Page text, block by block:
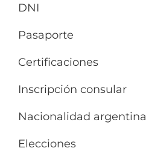
DNI
Pasaporte
Certificaciones
Inscripción consular
Nacionalidad argentina
Elecciones